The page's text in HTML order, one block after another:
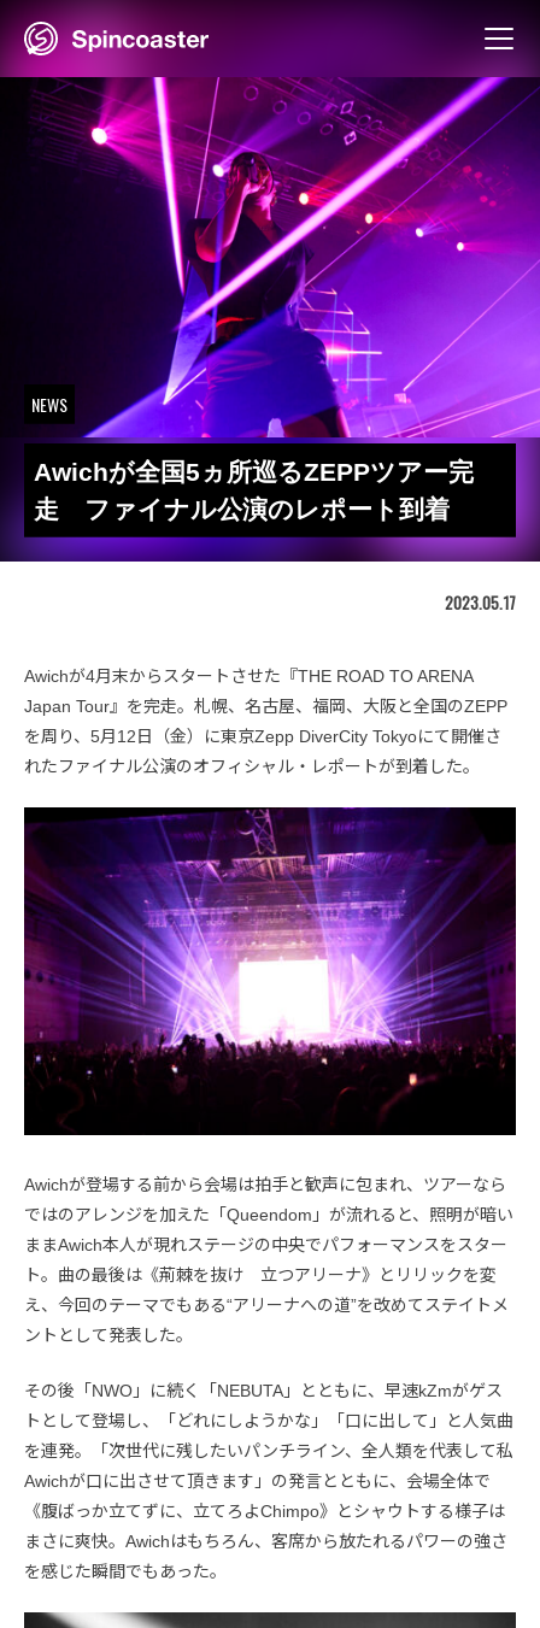
Skip
NEWS
Awichが全国5ヵ所巡るZEPPツアー完
走 ファイナル公演のレポート到着
2023.05.17
Awichが4月末からスタートさせた『THE ROAD TO ARENA
Japan Tour』を完走。札幌、名古屋、福岡、大阪と全国のZEPP
を周り、5月12日（金）に東京Zepp DiverCity Tokyoにて開催さ
れたファイナル公演のオフィシャル・レポートが到着した。
Awichが登場する前から会場は拍手と歓声に包まれ、ツアーなら
ではのアレンジを加えた「Queendom」が流れると、照明が暗い
ままAwich本人が現れステージの中央でパフォーマンスをスター
ト。曲の最後は《荊棘を抜け 立つアリーナ》とリリックを変
え、今回のテーマでもある“アリーナへの道”を改めてステイトメ
ントとして発表した。
その後「NWO」に続く「NEBUTA」とともに、早速kZmがゲス
トとして登場し、「どれにしようかな」「口に出して」と人気曲
を連発。「次世代に残したいパンチライン、全人類を代表して私
Awichが口に出させて頂きます」の発言とともに、会場全体で
《腹ばっか立てずに、立てろよChimpo》とシャウトする様子は
まさに爽快。Awichはもちろん、客席から放たれるパワーの強さ
を感じた瞬間でもあった。